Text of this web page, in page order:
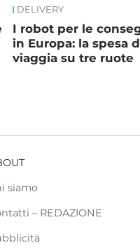
DELIVERY
I robot per le
in Europa: la spesa
viaggia su tre ruote
siamo
– REDAZIONE